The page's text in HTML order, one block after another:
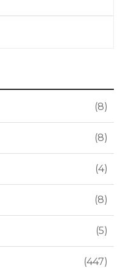
8
8
4
8
5
447